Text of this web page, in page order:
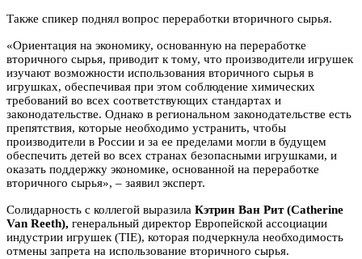
Также спикер поднял вопрос переработки вторичного сырья.
«Ориентация на экономику, основанную на переработке
вторичного сырья, приводит к тому, что производители игрушек
изучают возможности использования вторичного сырья в
игрушках, обеспечивая при этом соблюдение химических
требований во всех соответствующих стандартах и
законодательстве. Однако в региональном законодательстве есть
препятствия, которые необходимо устранить, чтобы
производители в России и за ее пределами могли в будущем
обеспечить детей во всех странах безопасными игрушками, и
оказать поддержку экономике, основанной на переработке
вторичного сырья», – заявил эксперт.
Солидарность с коллегой выразила Кэтрин Ван Рит (Catherine
Van Reeth), генеральный директор Европейской ассоциации
индустрии игрушек (ТIE), которая подчеркнула необходимость
отмены запрета на использование вторичного сырья.